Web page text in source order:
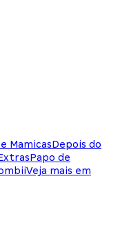
MamicasDepois do
Papo de
Veja mais em